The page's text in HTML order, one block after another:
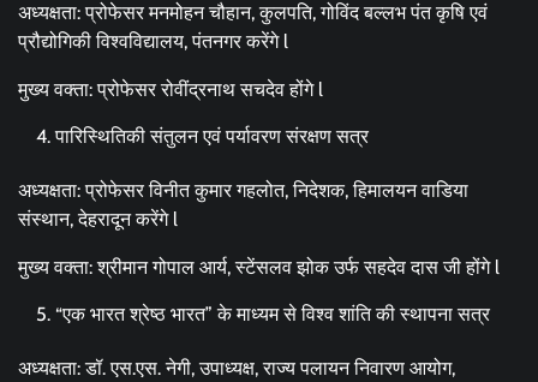
अध्यक्षता: प्रोफेसर मनमोहन चौहान, कुलपति, गोविंद बल्लभ पंत कृषि एवं
प्रौद्योगिकी विश्वविद्यालय, पंतनगर करेंगे l
मुख्य वक्ता: प्रोफेसर रोवींद्रनाथ सचदेव होंगे l
पारिस्थितिकी संतुलन एवं पर्यावरण संरक्षण सत्र
अध्यक्षता: प्रोफेसर विनीत कुमार गहलोत, निदेशक, हिमालयन वाडिया
संस्थान, देहरादून करेंगे l
मुख्य वक्ता: श्रीमान गोपाल आर्य, स्टेंसलव झोक उर्फ सहदेव दास जी होंगे l
“एक भारत श्रेष्ठ भारत” के माध्यम से विश्व शांति की स्थापना सत्र
अध्यक्षता: डॉ. एस.एस. नेगी, उपाध्यक्ष, राज्य पलायन निवारण आयोग,